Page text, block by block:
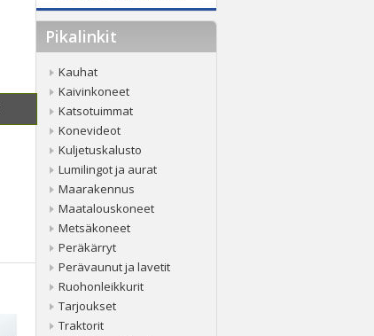
Pikalinkit
Kauhat
Kaivinkoneet
Katsotuimmat
Konevideot
Kuljetuskalusto
Lumilingot ja aurat
Maarakennus
Maatalouskoneet
Metsäkoneet
Peräkärryt
Perävaunut ja lavetit
Ruohonleikkurit
Tarjoukset
Traktorit